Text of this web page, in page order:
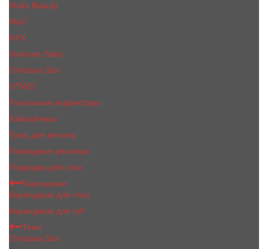
Huda Beauty
МаС
NYX
Vivienne Sabo
Сhristiаn Diоr
OTWO
Тональные корректоры
Хайлайтеры
Тушь для ресниц
Накладные ресницы
Подводка для глаз
Карандаши
Карандаши для глаз
Карандаши для губ
Тени
Christian Dior